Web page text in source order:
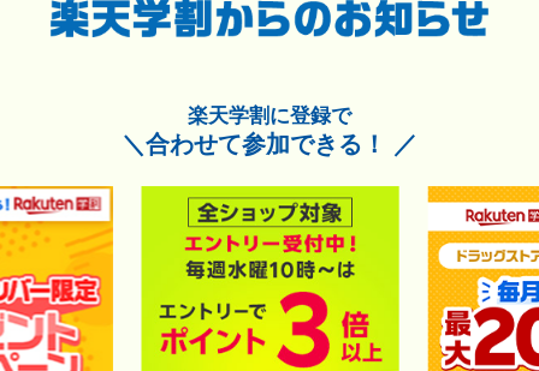
楽天学割に登録で
＼合わせて参加できる！ ／